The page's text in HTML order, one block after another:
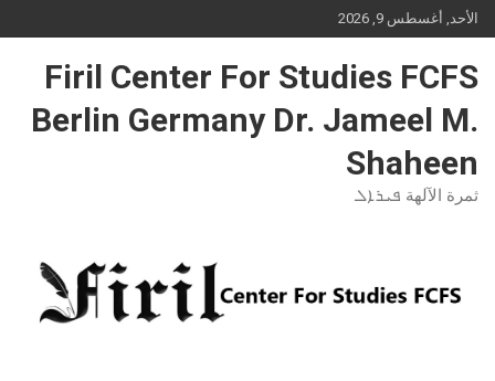
Skip
to
الأحد, أغسطس 9, 2026
Firil Center For Studies FCFS
Berlin Germany Dr. Jameel M.
Shaheen
ثمرة الآلهة ܦܝܪܐܠ